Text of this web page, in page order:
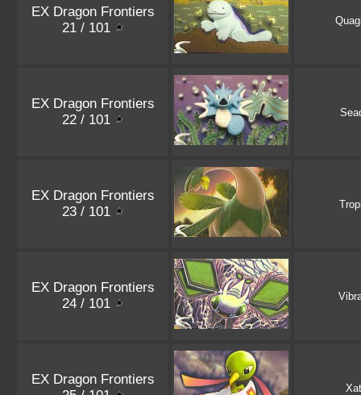
EX Dragon Frontiers
21 / 101
EX Dragon Frontiers
22 / 101
EX Dragon Frontiers
23 / 101
EX Dragon Frontiers
24 / 101
EX Dragon Frontiers